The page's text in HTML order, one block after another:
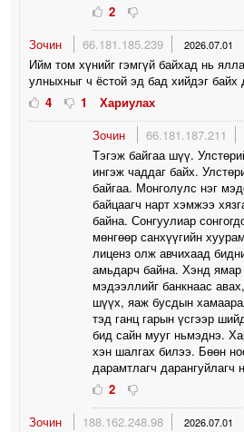
2
Зочин
66.181.185.239 2026.07.01
Ийм том хүнийг гэмгүй байхад нь
улныхныг ч ёстой эд бад хийдэг байх
4
1
Хариулах
Зочин
66.181.187.211
Тэгэж байгаа шүү.
ингэж чаддаг байх.
байгаа. Монголулс нэг
байцаагч нарт хэмжээ
байна. Сонгуулиар
мөнгөөр санхүүгийн
лиценз олж авчихаад
амьдарч байна. Хэнд ямар
мэдээллийг банкнаас
шүүх, яаж бусдын
тэд ганц гарын үсгээр
бид сайн мууг ньмэднэ.
хэн шалгах билээ. Бөөн
дарамтлагч дарангуйлагч
2
Зочин
188.162.248.98 2026.07.01